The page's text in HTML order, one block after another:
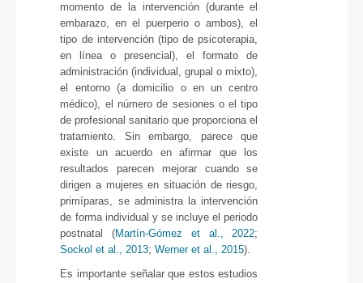
momento de la intervención (durante el
embarazo, en el puerperio o ambos), el
tipo de intervención (tipo de psicoterapia,
en línea o presencial), el formato de
administración (individual, grupal o mixto),
el entorno (a domicilio o en un centro
médico), el número de sesiones o el tipo
de profesional sanitario que proporciona el
tratamiento. Sin embargo, parece que
existe un acuerdo en afirmar que los
resultados parecen mejorar cuando se
dirigen a mujeres en situación de riesgo,
primíparas, se administra la intervención
de forma individual y se incluye el periodo
postnatal (Martín-Gómez et al., 2022;
Sockol et al., 2013;Werner et al., 2015).
Es importante señalar que estos estudios